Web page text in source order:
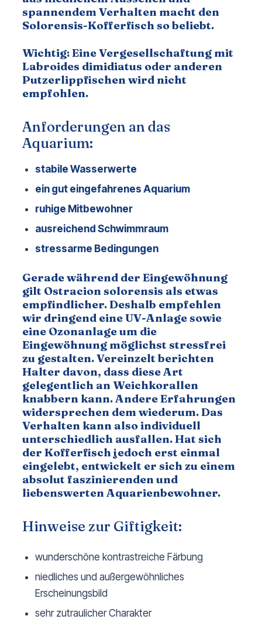
spannendem Verhalten macht den
Solorensis-Kofferfisch so beliebt.
Wichtig: Eine Vergesellschaftung mit
Labroides dimidiatus oder anderen
Putzerlippfischen wird nicht
empfohlen.
Anforderungen an das
Aquarium:
stabile Wasserwerte
ein gut eingefahrenes Aquarium
ruhige Mitbewohner
ausreichend Schwimmraum
stressarme Bedingungen
Gerade während der Eingewöhnung
gilt Ostracion solorensis als etwas
empfindlicher. Deshalb empfehlen
wir dringend eine UV-Anlage sowie
eine Ozonanlage um die
Eingewöhnung möglichst stressfrei
zu gestalten. Vereinzelt berichten
Halter davon, dass diese Art
gelegentlich an Weichkorallen
knabbern kann. Andere Erfahrungen
widersprechen dem wiederum. Das
Verhalten kann also individuell
unterschiedlich ausfallen. Hat sich
der Kofferfisch jedoch erst einmal
eingelebt, entwickelt er sich zu einem
absolut faszinierenden und
liebenswerten Aquarienbewohner.
Hinweise zur Giftigkeit:
wunderschöne kontrastreiche Färbung
niedliches und außergewöhnliches
Erscheinungsbild
sehr zutraulicher Charakter